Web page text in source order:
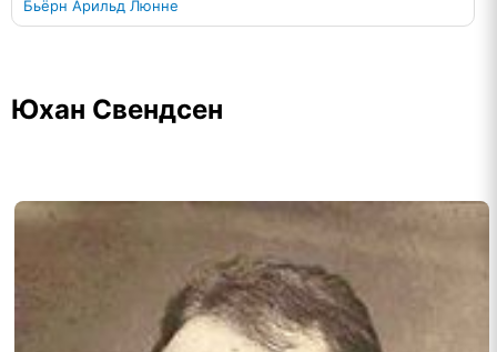
Бьёрн Арильд Люнне
Юхан Свендсен